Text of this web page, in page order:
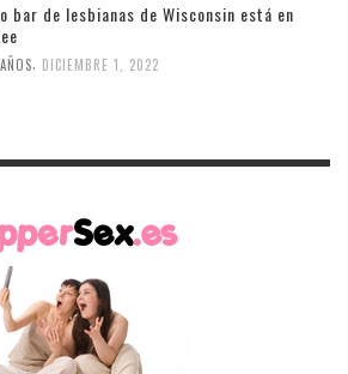
bar de lesbianas de Wisconsin está en
, DICIEMBRE 1, 2022